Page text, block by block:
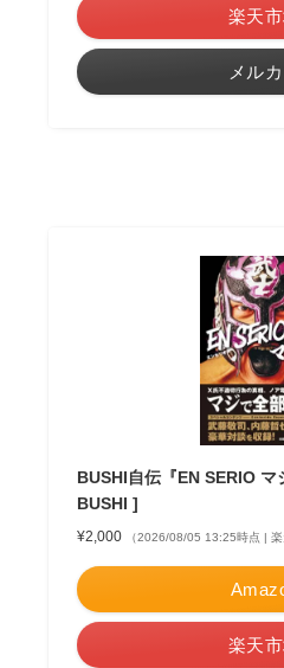
楽天
メルカ
BUSHI自伝『EN SERIO
BUSHI ]
¥2,000 （2026/08/05 13:25時点 | 楽
楽天